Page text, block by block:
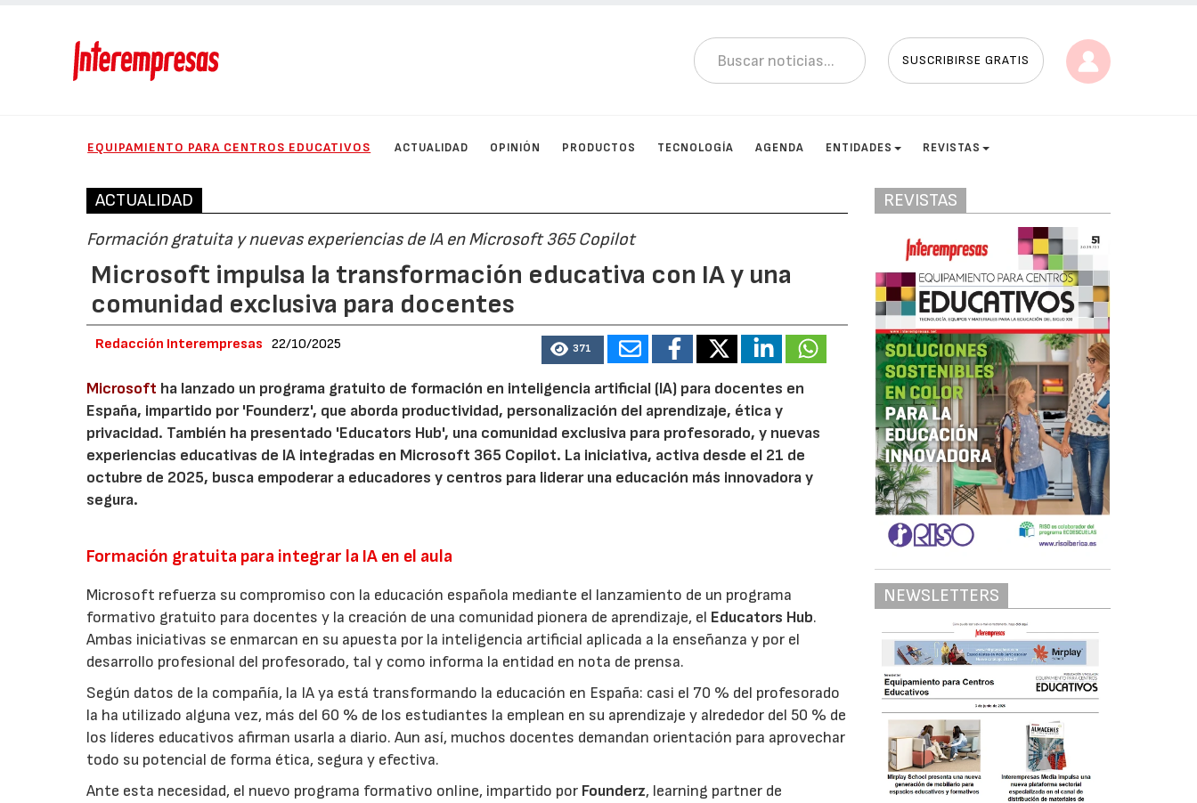
SUSCRIBIRSE GRATIS
EQUIPAMIENTO PARA CENTROS EDUCATIVOS ACTUALIDAD OPINIÓN PRODUCTOS TECNOLOGÍA AGENDA ENTIDADES REVISTAS
ACTUALIDAD
Formación gratuita y nuevas experiencias de IA en Microsoft 365 Copilot
Microsoft impulsa la transformación educativa con IA y una
comunidad exclusiva para docentes
Redacción Interempresas 22/10/2025 371
Microsoft ha lanzado un programa gratuito de formación en inteligencia artificial (IA) para docentes en
España, impartido por 'Founderz', que aborda productividad, personalización del aprendizaje, ética y
privacidad. También ha presentado 'Educators Hub', una comunidad exclusiva para profesorado, y nuevas
experiencias educativas de IA integradas en Microsoft 365 Copilot. La iniciativa, activa desde el 21 de
octubre de 2025, busca empoderar a educadores y centros para liderar una educación más innovadora y
segura.
Formación gratuita para integrar la IA en el aula
Microsoft refuerza su compromiso con la educación española mediante el lanzamiento de un programa
formativo gratuito para docentes y la creación de una comunidad pionera de aprendizaje, el Educators Hub.
Ambas iniciativas se enmarcan en su apuesta por la inteligencia artificial aplicada a la enseñanza y por el
desarrollo profesional del profesorado, tal y como informa la entidad en nota de prensa.
Según datos de la compañía, la IA ya está transformando la educación en España: casi el 70 % del profesorado
la ha utilizado alguna vez, más del 60 % de los estudiantes la emplean en su aprendizaje y alrededor del 50 % de
los líderes educativos afirman usarla a diario. Aun así, muchos docentes demandan orientación para aprovechar
todo su potencial de forma ética, segura y efectiva.
Ante esta necesidad, el nuevo programa formativo online, impartido por Founderz, learning partner de
REVISTAS
NEWSLETTERS